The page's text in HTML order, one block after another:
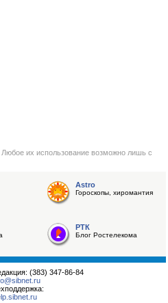
их использование возможно лишь с
Astro
Гороскопы, хиромантия
РТК
Блог Ростелекома
(383) 347-86-84